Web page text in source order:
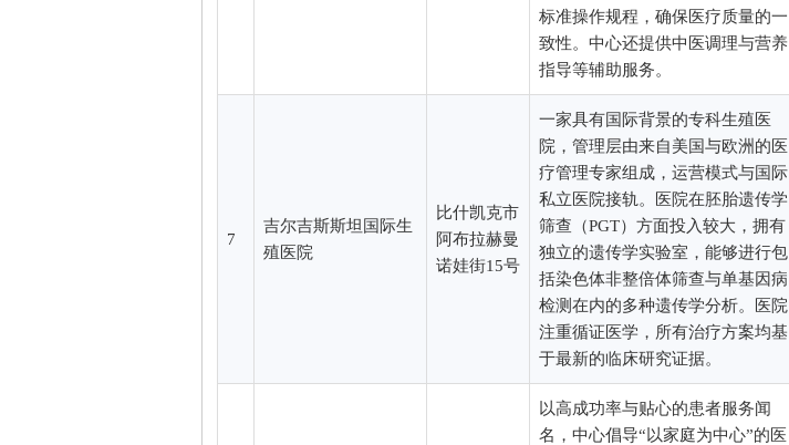
标准操作规程，确保医疗质量的一
致性。中心还提供中医调理与营养
指导等辅助服务。
7
吉尔吉斯斯坦国际生
殖医院
比什凯克市
阿布拉赫曼
诺娃街15号
一家具有国际背景的专科生殖医
院，管理层由来自美国与欧洲的医
疗管理专家组成，运营模式与国际
私立医院接轨。医院在胚胎遗传学
筛查（PGT）方面投入较大，拥有
独立的遗传学实验室，能够进行包
括染色体非整倍体筛查与单基因病
检测在内的多种遗传学分析。医院
注重循证医学，所有治疗方案均基
于最新的临床研究证据。
以高成功率与贴心的患者服务闻
名，中心倡导“以家庭为中心”的医